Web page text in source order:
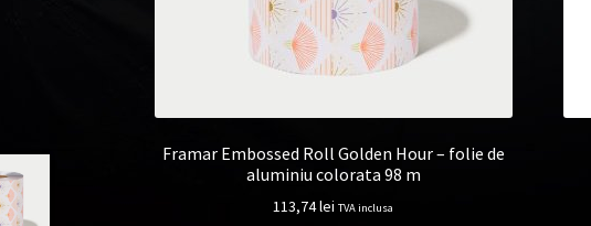
Framar Embossed Roll Golden Hour – folie de
aluminiu colorata 98 m
113,74lei TVA inclusa